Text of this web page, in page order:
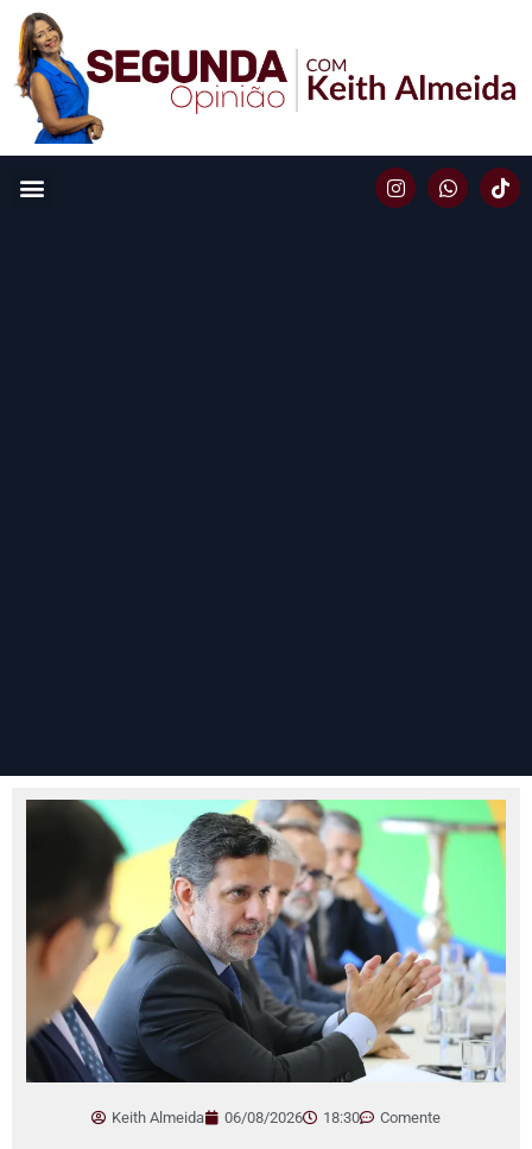
Keith Almeida 06/08/2026 18:30 Comente